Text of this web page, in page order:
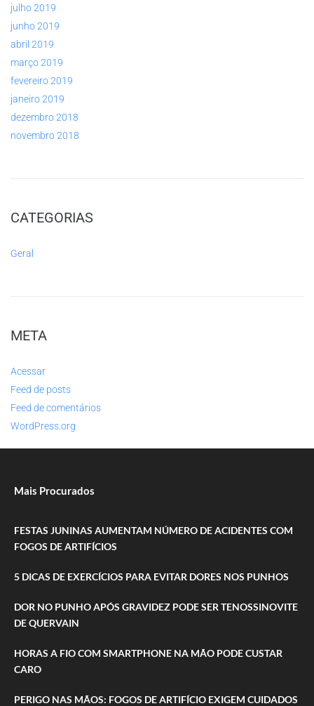
julho 2019
junho 2019
abril 2019
março 2019
fevereiro 2019
janeiro 2019
dezembro 2018
novembro 2018
CATEGORIAS
Geral
META
Acessar
Feed de posts
Feed de comentários
WordPress.org
Mais Procurados
FESTAS JUNINAS AUMENTAM NÚMERO DE ACIDENTES COM
FOGOS DE ARTIFÍCIOS
5 DICAS DE EXERCÍCIOS PARA EVITAR DORES NOS PUNHOS
DOR NO PUNHO APÓS GRAVIDEZ PODE SER TENOSSINOVITE
DE QUERVAIN
HORAS A FIO COM SMARTPHONE NA MÃO PODE CUSTAR
CARO
PERIGO NAS MÃOS: FOGOS DE ARTIFÍCIO EXIGEM CUIDADOS